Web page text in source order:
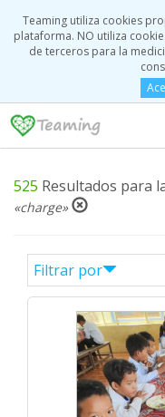
Teaming utiliza cookies
plataforma. NO utiliza
de terceros para la
525 Resultados para
«charge»
Filtrar por